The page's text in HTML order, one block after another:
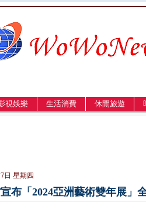
視娛樂 生活消費 休閒旅遊
日 星期四
布「2024亞洲藝術雙年展」